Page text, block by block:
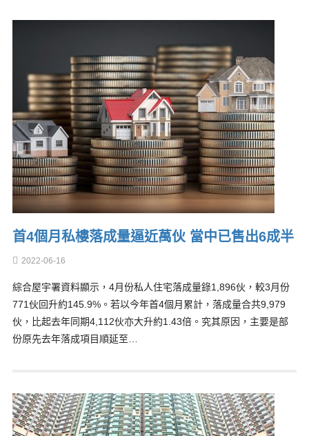
首4個月私樓落成量逼近萬伙 當中已售出6成半
2022-06-16
綜合屋宇署資料顯示，4月份私人住宅落成量錄1,896伙，較3月份
771伙回升約145.9%。若以今年首4個月累計，落成量合共9,979
伙，比起去年同期4,112伙亦大升約1.43倍。究其原因，主要是部
份原先去年落成項目順延至…